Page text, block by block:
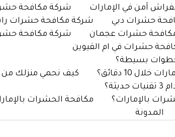
آمن في الإمارات
شركة مكافحة
حشرات دبي
شركة مكافحة حشرات
حشرات عجمان
شركة مكافحة
حشرات في ام القيوين
10 دقائق؟
كيف نحمي منزلك من الحشرات
بالإمارات؟
مكافحة الحشرات بالإمارات
المدونة